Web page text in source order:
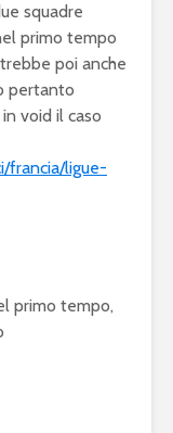
squadre
primo tempo
poi anche
pertanto
void il caso
francia/ligue-
primo tempo,